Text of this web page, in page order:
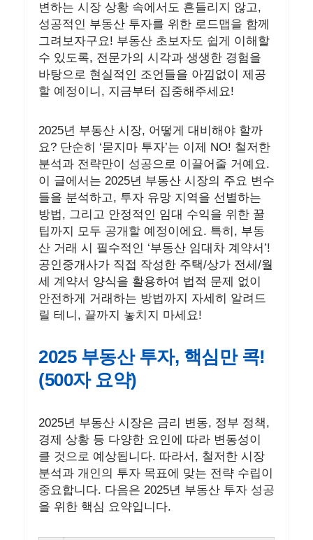
변하는 시장 상황 속에서도 흔들리지 않고,
성공적인 부동산 투자를 위한 로드맵을 함께
그려보자구요! 부동산 초보자도 쉽게 이해할
수 있도록, 전문가의 시각과 생생한 경험을
바탕으로 현실적인 조언들을 아낌없이 제공
할 예정이니, 지금부터 집중해주세요!
2025년 부동산 시장, 어떻게 대비해야 할까
요? 단순히 ‘묻지마 투자’는 이제 NO! 철저한
분석과 전략만이 성공으로 이끌어줄 거예요.
이 글에서는 2025년 부동산 시장의 주요 변수
들을 분석하고, 투자 유망 지역을 선별하는
방법, 그리고 안정적인 임대 수익을 위한 꿀
팁까지 모두 공개할 예정이에요. 특히, 부동
산 거래 시 필수적인 ‘부동산 임대차 계약서’!
공인중개사가 직접 작성한 주택/상가 전세/월
세 계약서 양식을 활용하여 법적 문제 없이
안전하게 거래하는 방법까지 자세히 알려드
릴 테니, 끝까지 놓치지 마세요!
2025 부동산 투자, 핵심만 콕!
(500자 요약)
2025년 부동산 시장은 금리 변동, 정부 정책,
경제 상황 등 다양한 요인에 따라 변동성이
클 것으로 예상됩니다. 따라서, 철저한 시장
분석과 개인의 투자 목표에 맞는 전략 수립이
중요합니다. 다음은 2025년 부동산 투자 성공
을 위한 핵심 요약입니다.